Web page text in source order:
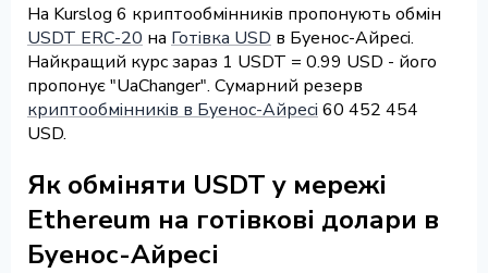
На Kurslog 6 криптообмінників пропонують обмін
USDT ERC-20 на Готівка USD в Буенос-Айресі.
Найкращий курс зараз 1 USDT = 0.99 USD - його
пропонує "UaChanger". Сумарний резерв
криптообмінників в Буенос-Айресі 60 452 454
USD.
Як обміняти USDT у мережі
Ethereum на готівкові долари в
Буенос-Айресі